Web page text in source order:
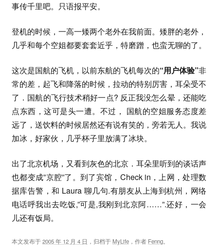
事传千里吧。只语报平安。
登机的时候，一高一矮两个老外在我前面。矮胖的老外，
几乎和每个空姐都要套套近乎，特磨蹭，也蛮无聊的了。
这次是国航的飞机，以前东航的飞机每次的“用户体验”非
常的差，起飞和降落的时候，拉动的特别厉害，耳朵受不
了．国航的飞行技术稍好一点? 反正我没怎么晕，还能吃
点东西，这可是头一遭。不过， 国航的空姐服务态度差
远了，送饮料的时候居然还有说有笑的，旁若无人。我说
加冰，好家伙，几乎杯子里放满了冰块。
出了北京机场，又看到灰色的北京．耳朵里听到的谈话声
也都变成”京腔”了。到了宾馆，Check in，上网，处理数
据库告警，和 Laura 聊几句.有朋友从上海到杭州，网络
电话呼我出去吃饭,”可是,我刚到北京阿……”.还好，一会
儿还有饭局。
本文发布于2005 年 12 月 4 日 ，归档于 MyLife ，作者 Fenng。